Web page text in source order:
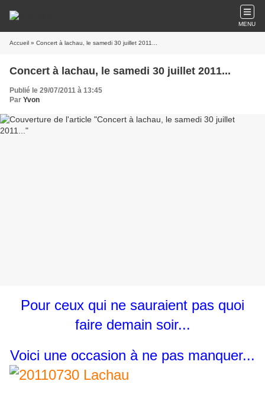
MENU
Accueil » Concert à lachau, le samedi 30 juillet 2011...
Concert à lachau, le samedi 30 juillet 2011...
Publié le 29/07/2011 à 13:45
Par Yvon
Pour ceux qui ne sauraient pas quoi
faire demain soir...
Voici une occasion à ne pas manquer...